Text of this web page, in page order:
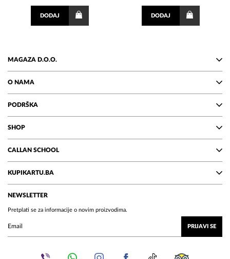
DODAJ DODAJ
MAGAZA D.O.O.
O NAMA
PODRŠKA
SHOP
CALLAN SCHOOL
KUPIKARTU.BA
NEWSLETTER
Pretplati se za informacije o novim proizvodima.
PRIJAVI SE